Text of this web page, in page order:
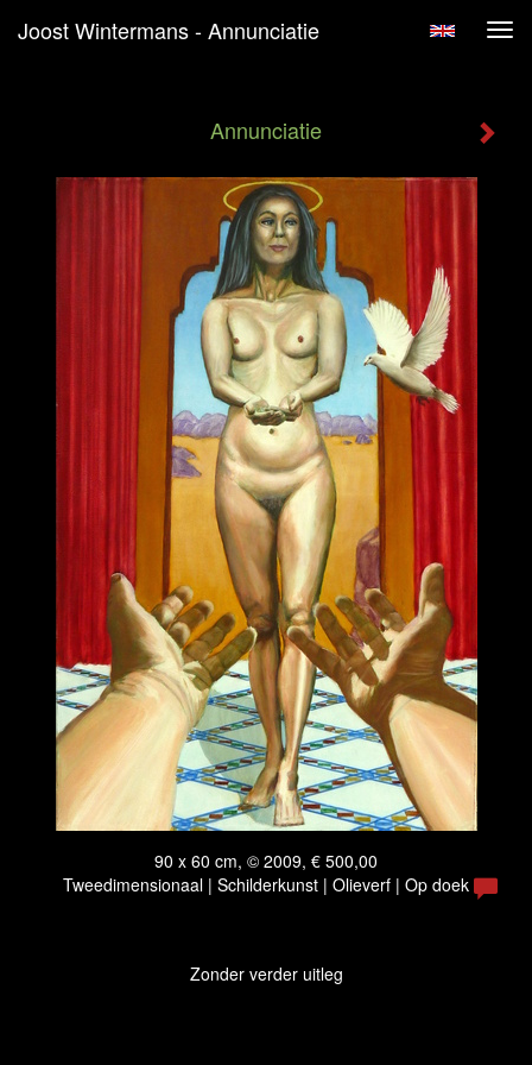
Joost Wintermans - Annunciatie
Annunciatie
90 x 60 cm, © 2009, € 500,00
Tweedimensionaal | Schilderkunst | Olieverf | Op doek
Zonder verder uitleg